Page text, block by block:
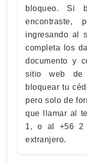
bloqueo. Si
encontraste,
ingresando al
completa los
documento y
sitio web de
bloquear tu
pero solo de
que llamar al
1, o al +56 2
extranjero.